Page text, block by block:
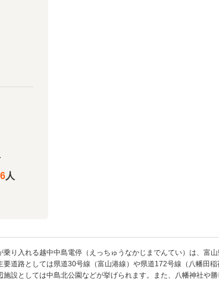
人
り入れる越中中島電停（えっちゅうなかじまでんてい）は、富
道路としては県道30号線（富山港線）や県道172号線（八幡田
設としては中島北公園などが挙げられます。また、八幡神社や